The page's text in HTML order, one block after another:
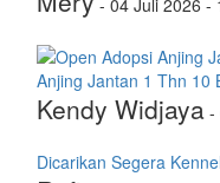
Anjing Jantan 1 Thn 10
Kendy Widjaya -
Dicarikan Segera